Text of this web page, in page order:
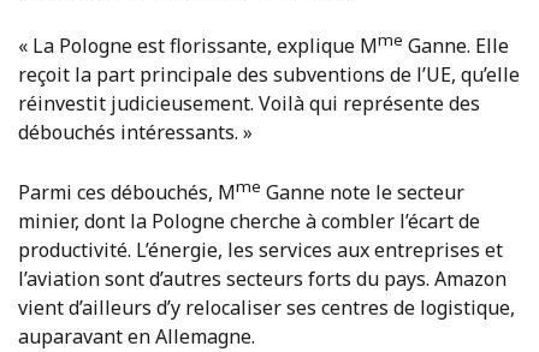
« La Pologne est florissante, explique Mme Ganne. Elle
reçoit la part principale des subventions de l’UE, qu’elle
réinvestit judicieusement. Voilà qui représente des
débouchés intéressants. »
Parmi ces débouchés, Mme Ganne note le secteur
minier, dont la Pologne cherche à combler l’écart de
productivité. L’énergie, les services aux entreprises et
l’aviation sont d’autres secteurs forts du pays. Amazon
vient d’ailleurs d’y relocaliser ses centres de logistique,
auparavant en Allemagne.